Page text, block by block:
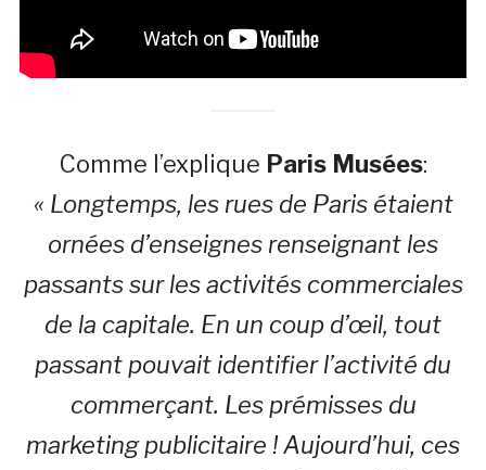
Comme l’explique Paris Musées:
« Longtemps, les rues de Paris étaient
ornées d’enseignes renseignant les
passants sur les activités commerciales
de la capitale. En un coup d’œil, tout
passant pouvait identifier l’activité du
commerçant. Les prémisses du
marketing publicitaire ! Aujourd’hui, ces